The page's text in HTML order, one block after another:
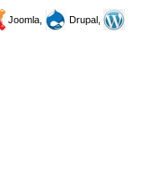
Joomla,
Drupal,